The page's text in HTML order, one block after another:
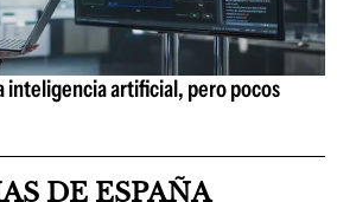
inteligencia artificial, pero pocos
DE ESPAÑA